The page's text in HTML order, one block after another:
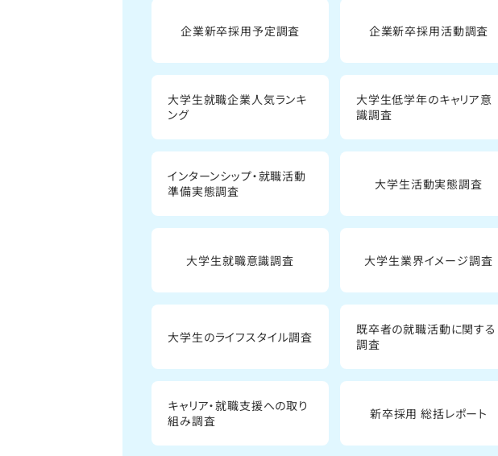
企業新卒採用予定調査 企業新卒採用活動調査
大学生就職企業人気ランキ
ング
大学生低学年のキャリア意
識調査
インターンシップ・就職活動
準備実態調査
大学生活動実態調査
大学生就職意識調査 大学生業界イメージ調査
大学生のライフスタイル調査
既卒者の就職活動に関する
調査
キャリア・就職支援への取り
組み調査
新卒採用 総括レポート